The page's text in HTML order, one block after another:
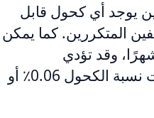
يوجد أي كحول قابل
للمخالفين المتكررين. كما يمكن
الذين تتجاوز نسبتهم 0.01٪ من القيادة لمدة 12 شهرًا، وقد تؤدي
المخالفات الأشد إلى السجن لمدة تصل إلى 3 سنوات. إذا بلغت نسبة الكحول 0.06٪ أو